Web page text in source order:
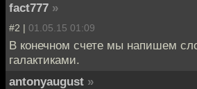
fact777 »
#2 | 01.05.15 01:09
В конечном счете мы напишем
галактиками.
antonyaugust »